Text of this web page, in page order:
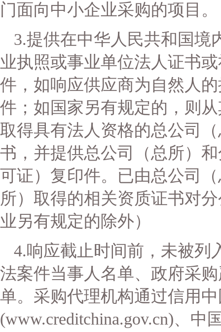
门面向中小企业采购的项目 。
3.提供在中华人民共和国境
业执照或事业单位法人证书
件，如响应供应商为自然人
件；如国家另有规定的，则
取得具有法人资格的总公司
书，并提供总公司（总所）
可证）复印件。已由总公司
所）取得的相关资质证书对
业另有规定的除外）
4.响应截止时间前，未被列
法案件当事人名单、政府采
单。采购代理机构通过信用
(www.creditchina.gov.cn)、中